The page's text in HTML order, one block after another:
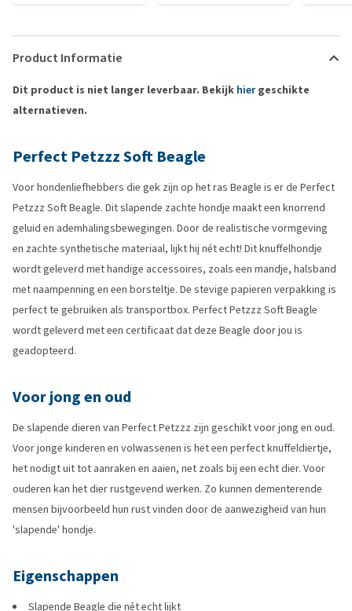
Product Informatie
Dit product is niet langer leverbaar. Bekijk hiergeschikte
alternatieven.
Perfect Petzzz Soft Beagle
Voor hondenliefhebbers die gek zijn op het ras Beagle is er de Perfect
Petzzz Soft Beagle. Dit slapende zachte hondje maakt een knorrend
geluid en ademhalingsbewegingen. Door de realistische vormgeving
en zachte synthetische materiaal, lijkt hij nét echt! Dit knuffelhondje
wordt geleverd met handige accessoires, zoals een mandje, halsband
met naampenning en een borsteltje. De stevige papieren verpakking is
perfect te gebruiken als transportbox. Perfect Petzzz Soft Beagle
wordt geleverd met een certificaat dat deze Beagle door jou is
geadopteerd.
Voor jong en oud
De slapende dieren van Perfect Petzzz zijn geschikt voor jong en oud.
Voor jonge kinderen en volwassenen is het een perfect knuffeldiertje,
het nodigt uit tot aanraken en aaien, net zoals bij een echt dier. Voor
ouderen kan het dier rustgevend werken. Zo kunnen dementerende
mensen bijvoorbeeld hun rust vinden door de aanwezigheid van hun
'slapende' hondje.
Eigenschappen
Slapende Beagle die nét echt lijkt